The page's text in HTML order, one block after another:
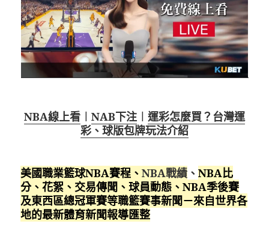
NBA線上看 ︱ NAB下注 ︱ 運彩怎麼買？台灣運
彩、球版包牌玩法介紹
美國職業籃球NBA賽程 、NBA戰績 、NBA比
分、花絮、交易傳聞、球員動態、NBA季後賽
及東西區總冠軍賽等職籃賽事新聞－來自世界各
地的最新體育新聞報導匯整